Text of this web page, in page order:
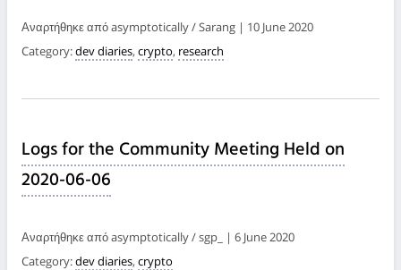
Αναρτήθηκε από asymptotically / Sarang | 10 June 2020
Category:dev diaries, crypto, research
Logs for the Community Meeting Held on
2020-06-06
Αναρτήθηκε από asymptotically / sgp_ | 6 June 2020
Category:dev diaries, crypto